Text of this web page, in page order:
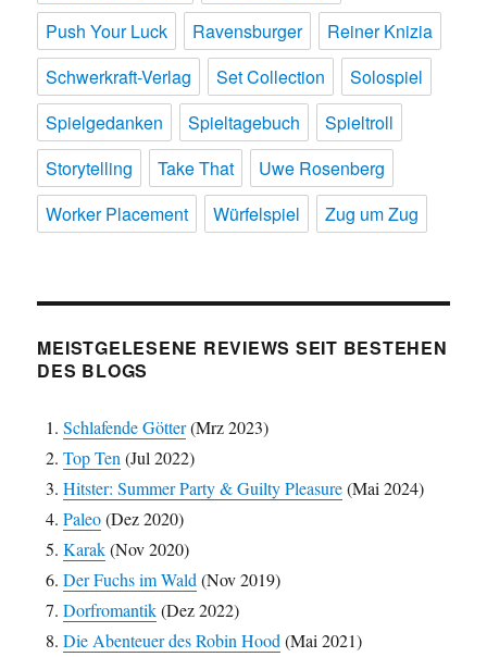
Push Your Luck
Ravensburger
Reiner Knizia
Schwerkraft-Verlag
Set Collection
Solospiel
Spielgedanken
Spieltagebuch
Spieltroll
Storytelling
Take That
Uwe Rosenberg
Worker Placement
Würfelspiel Zug um Zug
MEISTGELESENE REVIEWS SEIT BESTEHEN
DES BLOGS
Schlafende Götter(Mrz 2023)
Top Ten (Jul 2022)
Hitster: Summer Party & Guilty Pleasure(Mai 2024)
Paleo(Dez 2020)
Karak(Nov 2020)
Der Fuchs im Wald (Nov 2019)
Dorfromantik(Dez 2022)
Die Abenteuer des Robin Hood (Mai 2021)